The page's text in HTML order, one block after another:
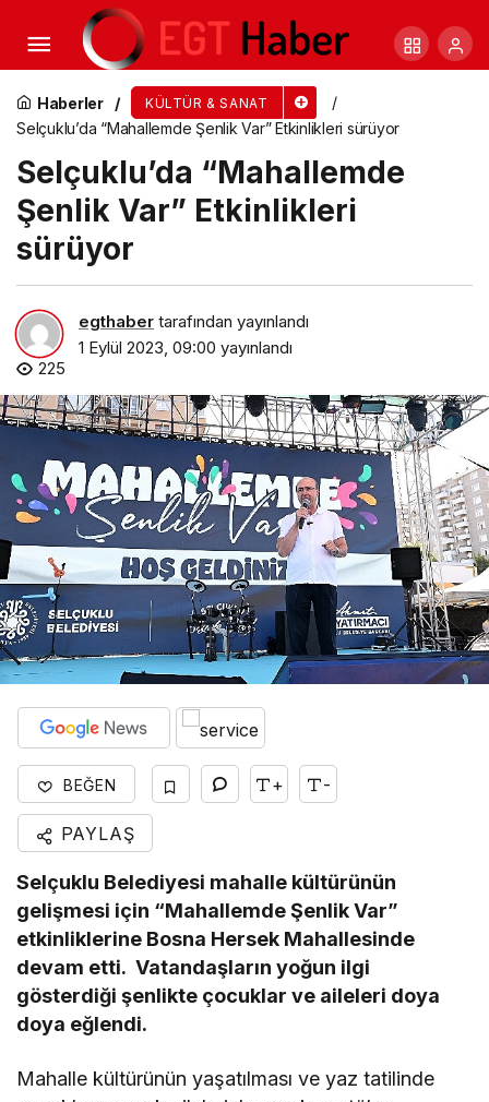
Haberler KÜLTÜR & SANAT
Selçuklu’da “Mahallemde Şenlik Var” Etkinlikleri sürüyor
Selçuklu’da “Mahallemde
Şenlik Var” Etkinlikleri
sürüyor
egthaber tarafından yayınlandı
1 Eylül 2023, 09:00 yayınlandı
225
BEĞEN + -
PAYLAŞ
Selçuklu Belediyesi mahalle kültürünün
gelişmesi için “Mahallemde Şenlik Var”
etkinliklerine Bosna Hersek Mahallesinde
devam etti. Vatandaşların yoğun ilgi
gösterdiği şenlikte çocuklar ve aileleri doya
doya eğlendi.
Mahalle kültürünün yaşatılması ve yaz tatilinde
Bilgi Evleri’nde Ödül Dolu Yaz’a Veda